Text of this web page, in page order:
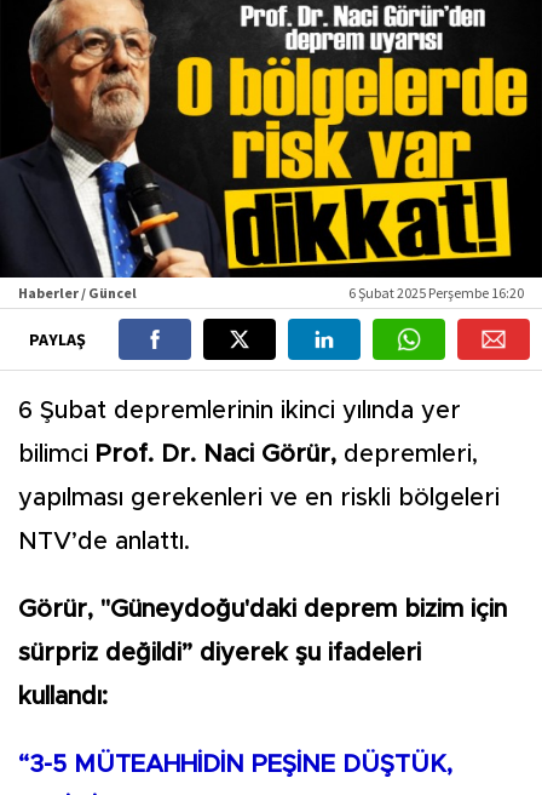
Haberler / Güncel 6 Şubat 2025 Perşembe 16:20
PAYLAŞ
6 Şubat depremlerinin ikinci yılında yer
bilimci Prof. Dr. Naci Görür, depremleri,
yapılması gerekenleri ve en riskli bölgeleri
NTV’de anlattı.
Görür, "Güneydoğu'daki deprem bizim için
sürpriz değildi” diyerek şu ifadeleri
kullandı:
“3-5 MÜTEAHHİDİN PEŞİNE DÜŞTÜK,